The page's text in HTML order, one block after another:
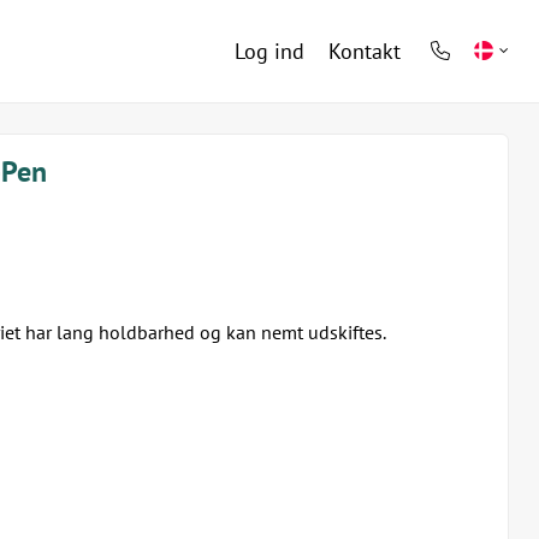
Log ind Kontakt
phone
har lang holdbarhed og kan nemt udskiftes.